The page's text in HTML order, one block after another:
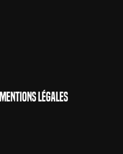
Mentions Légales